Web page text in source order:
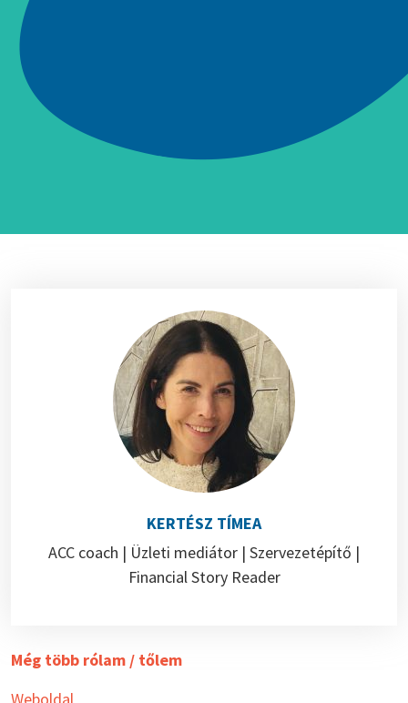
KERTÉSZ TÍMEA
ACC coach | Üzleti mediátor | Szervezetépítő |
Financial Story Reader
Még több rólam / tőlem
Weboldal